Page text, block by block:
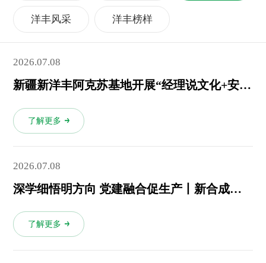
洋丰风采 洋丰榜样
2026.07.08
新疆新洋丰阿克苏基地开展“经理说文化+安全”主题宣讲暨安全知识竞赛活动
了解更多
2026.07.08
深学细悟明方向 党建融合促生产丨新合成氨厂党支部深入学习贯彻公司党委“七一”大会精神
了解更多